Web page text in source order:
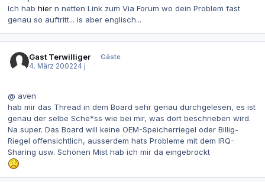
Ich hab hier n netten Link zum Via Forum wo dein Problem fast
genau so auftritt... is aber englisch...
Gast Terwilliger
Gäste
4. März 200224 j
@ aven
hab mir das Thread in dem Board sehr genau durchgelesen, es ist
genau der selbe Sche*ss wie bei mir, was dort beschrieben wird.
Na super. Das Board will keine OEM-Speicherriegel oder Billig-
Riegel offensichtlich, ausserdem hats Probleme mit dem IRQ-
Sharing usw. Schönen Mist hab ich mir da eingebrockt